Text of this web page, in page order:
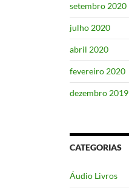
setembro 2020
julho 2020
abril 2020
fevereiro 2020
dezembro 2019
CATEGORIAS
Áudio Livros